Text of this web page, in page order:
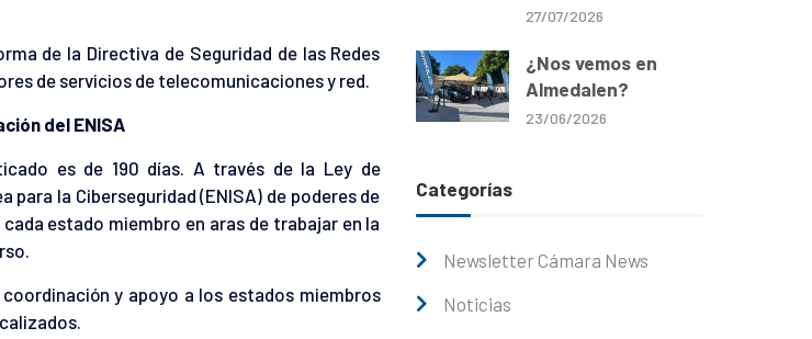
de la Directiva de Seguridad de las Redes
de servicios de telecomunicaciones y red.
del ENISA
es de 190 días. A través de la Ley de
para la Ciberseguridad (ENISA) de poderes de
estado miembro en aras de trabajar en la
y apoyo a los estados miembros
27/07/2026
¿Nos vemos en
Almedalen?
23/06/2026
Categorías
Newsletter Cámara News
Noticias